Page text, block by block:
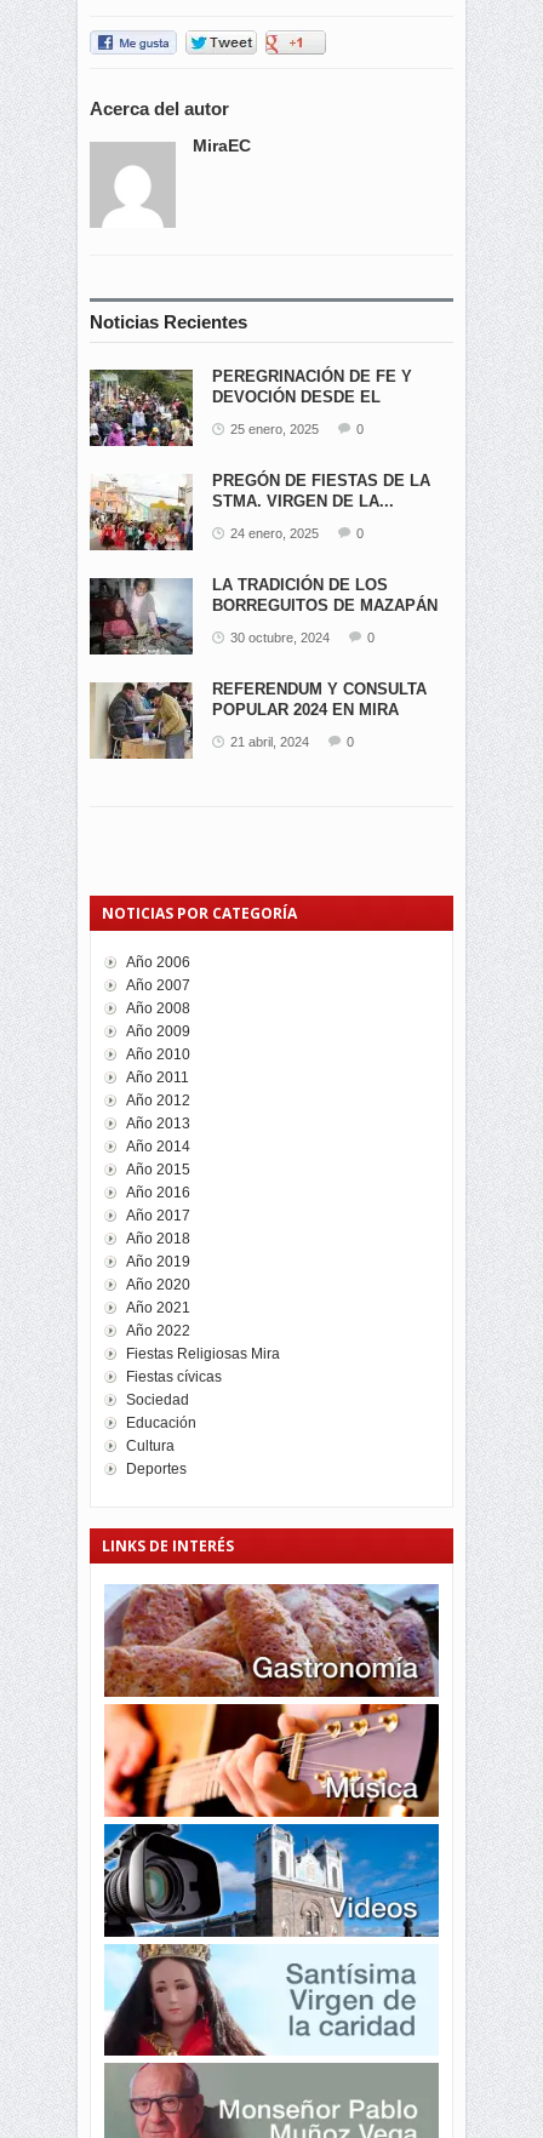
Acerca del autor
MiraEC
Noticias Recientes
PEREGRINACIÓN DE FE Y
DEVOCIÓN DESDE EL
25 enero, 2025 0
PREGÓN DE FIESTAS DE LA
STMA. VIRGEN DE LA...
24 enero, 2025 0
LA TRADICIÓN DE LOS
BORREGUITOS DE MAZAPÁN
30 octubre, 2024 0
REFERENDUM Y CONSULTA
POPULAR 2024 EN MIRA
21 abril, 2024 0
NOTICIAS POR CATEGORÍA
Año 2006
Año 2007
Año 2008
Año 2009
Año 2010
Año 2011
Año 2012
Año 2013
Año 2014
Año 2015
Año 2016
Año 2017
Año 2018
Año 2019
Año 2020
Año 2021
Año 2022
Fiestas Religiosas Mira
Fiestas cívicas
Sociedad
Educación
Cultura
Deportes
LINKS DE INTERÉS